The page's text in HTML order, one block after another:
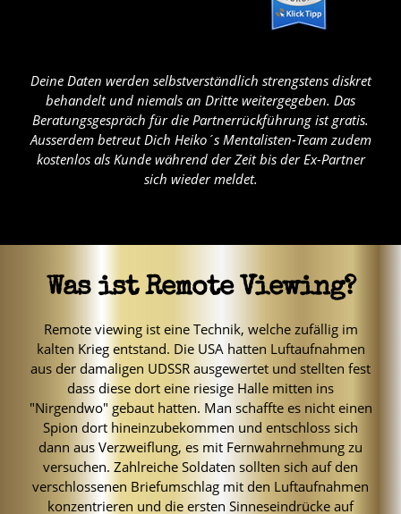
Deine Daten werden selbstverständlich strengstens diskret
behandelt und niemals an Dritte weitergegeben. Das
Beratungsgespräch für die Partnerrückführung ist gratis.
Ausserdem betreut Dich Heiko´s Mentalisten-Team zudem
kostenlos als Kunde während der Zeit bis der Ex-Partner
sich wieder meldet.
Was ist Remote Viewing?
Remote viewing ist eine Technik, welche zufällig im
kalten Krieg entstand. Die USA hatten Luftaufnahmen
aus der damaligen UDSSR ausgewertet und stellten fest
dass diese dort eine riesige Halle mitten ins
"Nirgendwo" gebaut hatten. Man schaffte es nicht einen
Spion dort hineinzubekommen und entschloss sich
dann aus Verzweiflung, es mit Fernwahrnehmung zu
versuchen. Zahlreiche Soldaten sollten sich auf den
verschlossenen Briefumschlag mit den Luftaufnahmen
konzentrieren und die ersten Sinneseindrücke auf